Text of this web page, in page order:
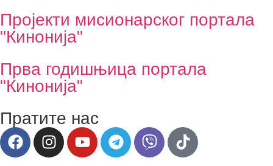
Пројекти мисионарског портала
"Кинонија"
Прва годишњица портала
"Кинонија"
Пратите нас